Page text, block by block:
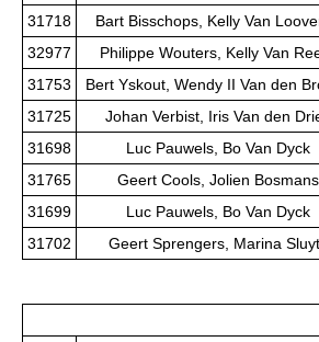
31718
Bart Bisschops, Kelly Van
32977
Philippe Wouters, Kelly Van
31753
Bert Yskout, Wendy II Van den
31725
Johan Verbist, Iris Van den
31698
Luc Pauwels, Bo Van Dyck
31765
Geert Cools, Jolien Bosmans
31699
Luc Pauwels, Bo Van Dyck
31702
Geert Sprengers, Marina